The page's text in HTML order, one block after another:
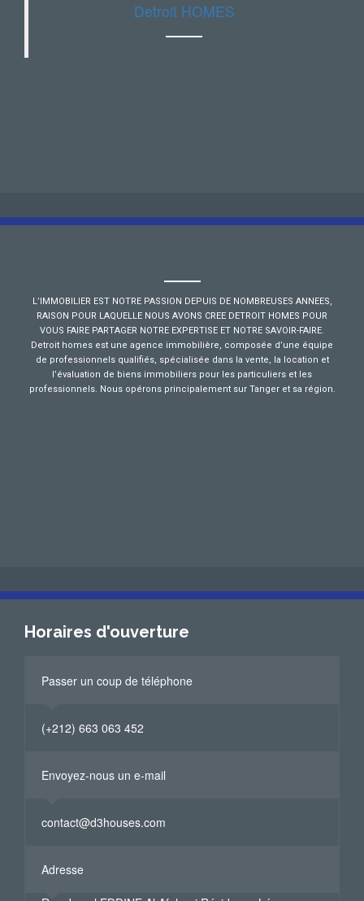
Detroit HOMES
L’IMMOBILIER EST NOTRE PASSION DEPUIS DE NOMBREUSES ANNEES,
RAISON POUR LAQUELLE NOUS AVONS CREE DETROIT HOMES POUR
VOUS FAIRE PARTAGER NOTRE EXPERTISE ET NOTRE SAVOIR-FAIRE.
Detroit homes est une agence immobilière, composée d’une équipe
de professionnels qualifiés, spécialisée dans la vente, la location et
l’évaluation de biens immobiliers pour les particuliers et les
professionnels. Nous opérons principalement sur Tanger et sa région.
Horaires d'ouverture
Passer un coup de téléphone
(+212) 663 063 452
Envoyez-nous un e-mail
contact@d3houses.com
Adresse